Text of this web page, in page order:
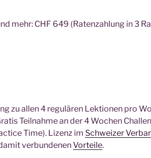
mehr: CHF 649 (Ratenzahlung in 3
zu allen 4 regulären Lektionen pro
Teilnahme an der 4 Wochen
Time). Lizenz im Schweizer
verbundenenVorteile.